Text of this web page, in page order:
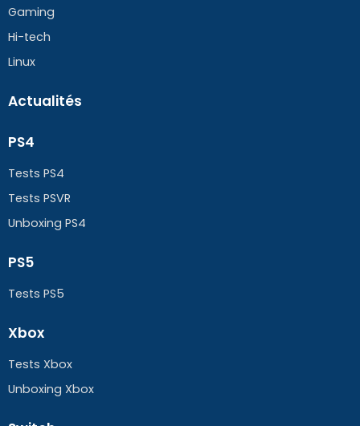
Gaming
Hi-tech
Linux
Actualités
PS4
Tests PS4
Tests PSVR
Unboxing PS4
PS5
Tests PS5
Xbox
Tests Xbox
Unboxing Xbox